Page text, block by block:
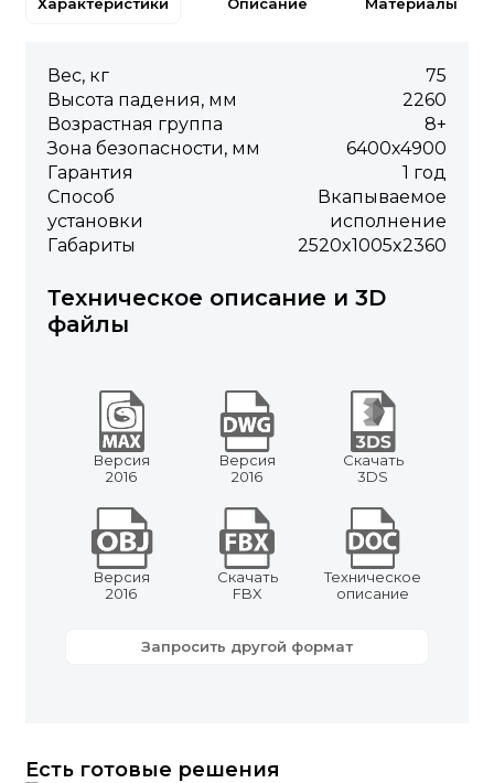
Вес, кг
75
Высота падения, мм
2260
Возрастная группа
8+
Зона безопасности, мм
6400х4900
Гарантия
1 год
Способ
установки
Вкапываемое
исполнение
Габариты
2520x1005x2360
Техническое описание и 3D
файлы
Версия
2016
Версия
2016
Скачать
3DS
Версия
2016
Скачать
FBX
Техническое
описание
Запросить другой формат
Есть готовые решения